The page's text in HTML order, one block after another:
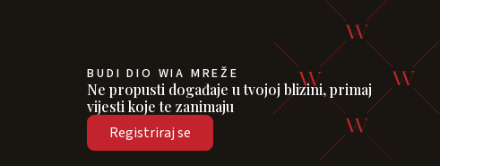
BUDI DIO WIA MREŽE
Ne propusti događaje u tvojoj blizini, primaj
vijesti koje te zanimaju
Registriraj se